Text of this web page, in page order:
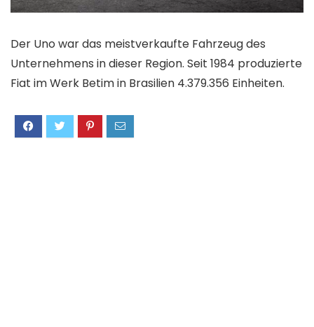
Der Uno war das meistverkaufte Fahrzeug des
Unternehmens in dieser Region. Seit 1984 produzierte
Fiat im Werk Betim in Brasilien 4.379.356 Einheiten.